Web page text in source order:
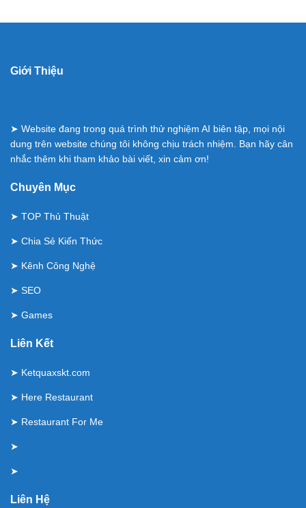
Giới Thiệu
➤ Website đang trong quá trình thử nghiệm AI biên tập, mọi nội
dung trên website chúng tôi không chịu trách nhiệm. Bạn hãy cân
nhắc thêm khi tham khảo bài viết, xin cảm ơn!
Chuyên Mục
➤ TOP Thủ Thuật
➤ Chia Sẻ Kiến Thức
➤ Kênh Công Nghệ
➤ SEO
➤ Games
Liên Kết
➤ Ketquaxskt.com
➤ Here Restaurant
➤ Restaurant For Me
➤
➤
Liên Hệ